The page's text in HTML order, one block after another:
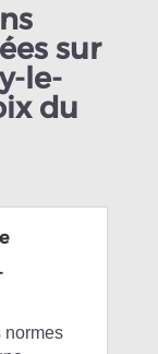
sur
le-
du
normes